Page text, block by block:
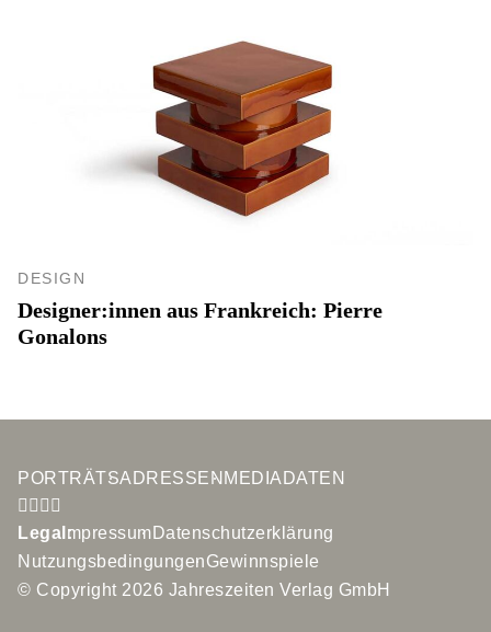
DESIGN
Designer:innen aus Frankreich: Pierre
Gonalons
PORTRÄTSADRESSEN MEDIADATEN
Legal:Impressum Datenschutzerklärung
NutzungsbedingungenGewinnspiele
© Copyright 2026 Jahreszeiten Verlag GmbH